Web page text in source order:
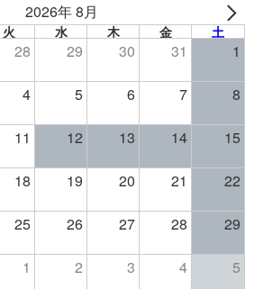
2026年 8月
火 水 木 金 土
28 29 30 31 1
4 5 6 7 8
11 12 13 14 15
18 19 20 21 22
25 26 27 28 29
1 2 3 4 5